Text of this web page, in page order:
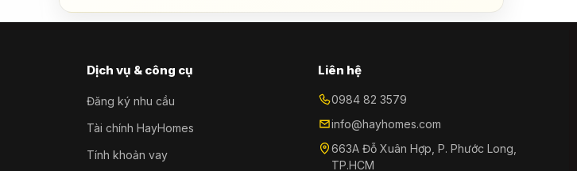
Dịch vụ & công cụ
Đăng ký nhu cầu
Tài chính HayHomes
Tính khoản vay
Liên hệ
0984 82 3579
info@hayhomes.com
663A Đỗ Xuân Hợp, P. Phước Long,
TP.HCM